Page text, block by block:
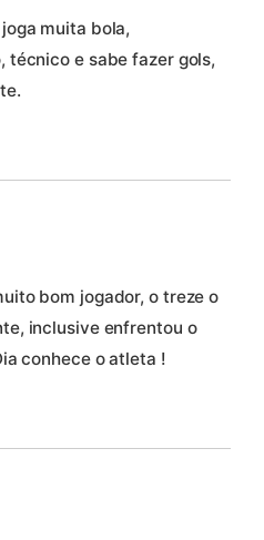
muita bola,
e sabe fazer gols,
bom jogador, o treze o
inclusive enfrentou o
conhece o atleta !